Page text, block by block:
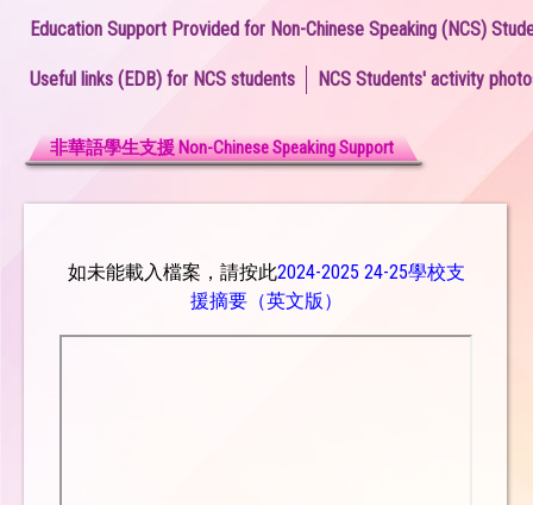
Education Support Provided for Non-Chinese Speaking (NCS)
Useful links (EDB) for NCS students NCS Students' activity
非華語學生支援 Non-Chinese Speaking Support
如未能載入檔案，請按此2024-2025 24-25學校支
援摘要（英文版）